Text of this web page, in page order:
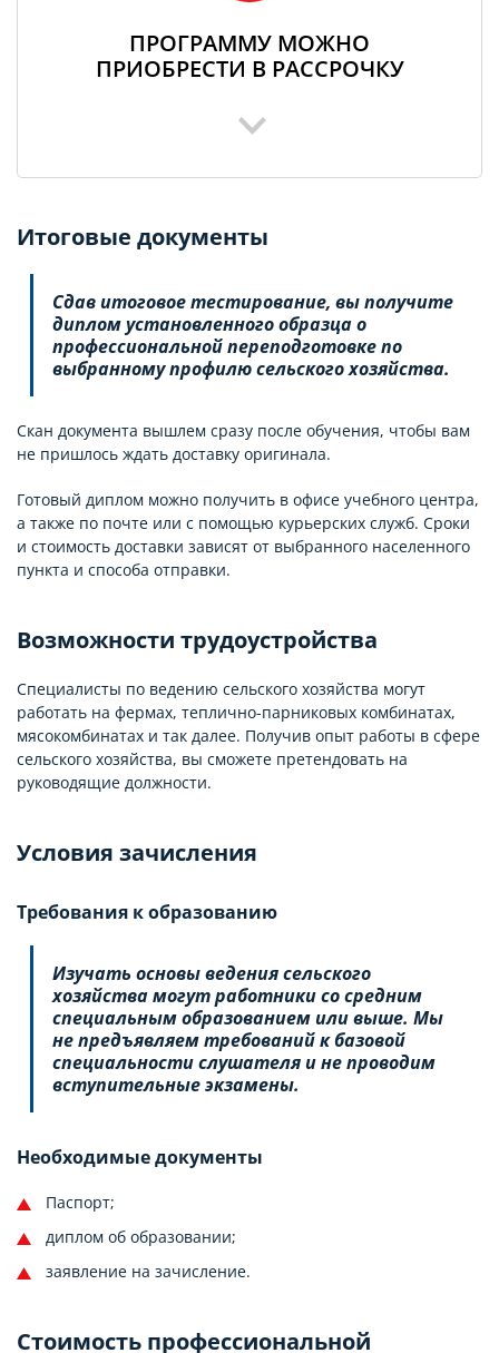
ПРОГРАММУ МОЖНО
ПРИОБРЕСТИ В РАССРОЧКУ
Итоговые документы
Сдав итоговое тестирование, вы получите
диплом установленного образца о
профессиональной переподготовке по
выбранному профилю сельского хозяйства.
Скан документа вышлем сразу после обучения, чтобы вам
не пришлось ждать доставку оригинала.
Готовый диплом можно получить в офисе учебного центра,
а также по почте или с помощью курьерских служб. Сроки
и стоимость доставки зависят от выбранного населенного
пункта и способа отправки.
Возможности трудоустройства
Специалисты по ведению сельского хозяйства могут
работать на фермах, теплично-парниковых комбинатах,
мясокомбинатах и так далее. Получив опыт работы в сфере
сельского хозяйства, вы сможете претендовать на
руководящие должности.
Условия зачисления
Требования к образованию
Изучать основы ведения сельского
хозяйства могут работники со средним
специальным образованием или выше. Мы
не предъявляем требований к базовой
специальности слушателя и не проводим
вступительные экзамены.
Необходимые документы
Паспорт;
диплом об образовании;
заявление на зачисление.
Стоимость профессиональной